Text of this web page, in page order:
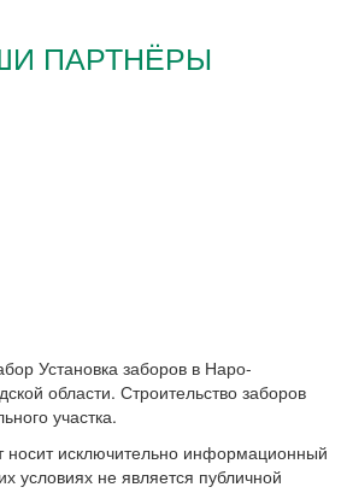
ПАРТНЁРЫ
Установка заборов в Наро-
области. Строительство заборов
участка.
носит исключительно информационный
условиях не является публичной